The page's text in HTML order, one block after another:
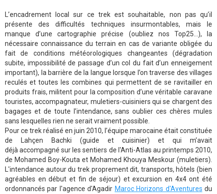
L’encadrement local sur ce trek est souhaitable, non pas qu’il
présente des difficultés techniques insurmontables, mais le
manque d’une cartographie précise (oubliez nos Top25…), la
nécessaire connaissance du terrain en cas de variante obligée du
fait de conditions météorologiques changeantes (dégradation
subite, impossibilité de passage d’un col du fait d’un enneigement
important), la barrière de la langue lorsque l’on traverse des villages
reculés et toutes les combines qui permettent de se ravitailler en
produits frais, militent pour la composition d’une véritable caravane
touristes, accompagnateur, muletiers-cuisiniers qui se chargent des
bagages et de toute l’intendance, sans oublier ces chères mules
sans lesquelles rien ne serait vraiment possible.
Pour ce trek réalisé en juin 2010, l’équipe marocaine était constituée
de Lahçen Bachki (guide et cuisinier) et qui m’avait
déjà accompagné sur les sentiers de l'Anti-Atlas au printemps 2010,
de Mohamed Boy-Kouta et Mohamed Khouya Meskour (muletiers).
L'intendance autour du trek proprement dit, transports, hôtels (bien
agréables en début et fin de séjour) et excursion en 4x4 ont été
ordonnancés par l'agence d'Agadir Maroc Horizons d'Aventures du